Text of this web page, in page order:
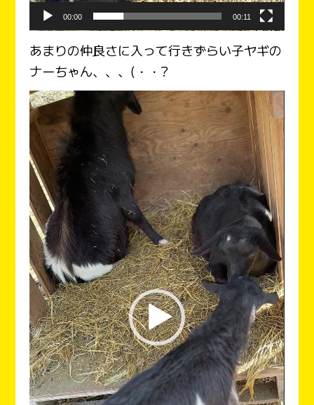
00:00 00:11
あまりの仲良さに入って行きずらい子ヤギの
ナーちゃん、、、(・・?
動
画
プ
レ
ー
ヤ
ー